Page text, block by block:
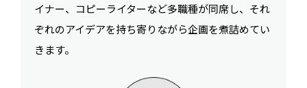
イナー、コピーライターなど多職種が同席し、それ
ぞれのアイデアを持ち寄りながら企画を煮詰めてい
きます。